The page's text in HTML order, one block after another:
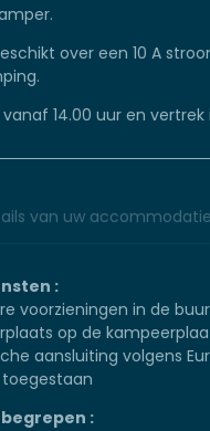
over een 10 A
14.00 uur en vertrek
van uw
:
voorzieningen in de
op de
aansluiting volgens
: